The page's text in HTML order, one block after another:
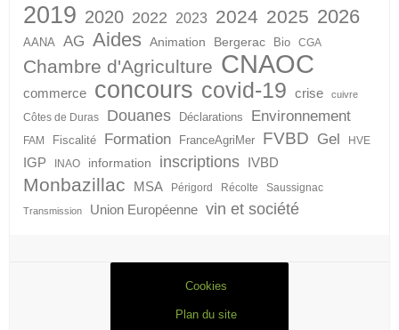
2019 2020 2022 2023 2024 2025 2026
AANA AG Aides Animation Bergerac Bio CGA
Chambre d'Agriculture CNAOC
commerce concours covid-19 crise cuivre
Côtes de Duras Douanes Déclarations Environnement
FAM Fiscalité Formation FranceAgriMer FVBD Gel HVE
IGP INAO information inscriptions IVBD
Monbazillac MSA Périgord Récolte Saussignac
Transmission Union Européenne vin et société
Cookies
Plan du site